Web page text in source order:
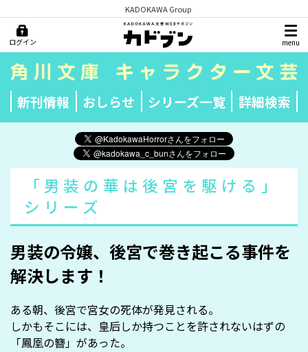
KADOKAWA Group
ログイン menu
新刊情報 おしらせ シリーズ一覧 詳細検索
「男装の華は後宮を駆ける」
シリーズ
男装の令嬢、後宮で巻き起こる事件を
解決します！
ある朝、後宮で宮女の死体が発見される。
しかもそこには、皇后しか持つことを許されないはずの
「鳳凰の簪」があった――。